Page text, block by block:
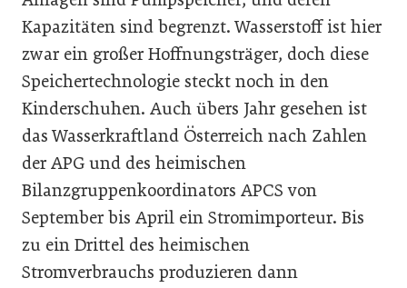
Kapazitäten sind begrenzt. Wasserstoff ist hier
zwar ein großer Hoffnungsträger, doch diese
Speichertechnologie steckt noch in den
Kinderschuhen. Auch übers Jahr gesehen ist
das Wasserkraftland Österreich nach Zahlen
der APG und des heimischen
Bilanzgruppenkoordinators APCS von
September bis April ein Stromimporteur. Bis
zu ein Drittel des heimischen
Stromverbrauchs produzieren dann